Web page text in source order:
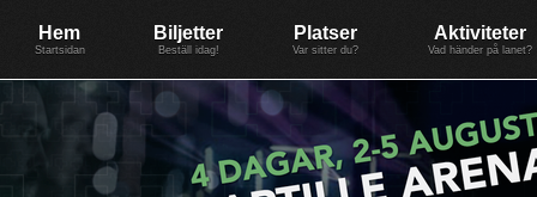
Hem
Startsidan
Biljetter
Beställ idag!
Platser
Var sitter du?
Aktiviteter
Vad händer på lanet?